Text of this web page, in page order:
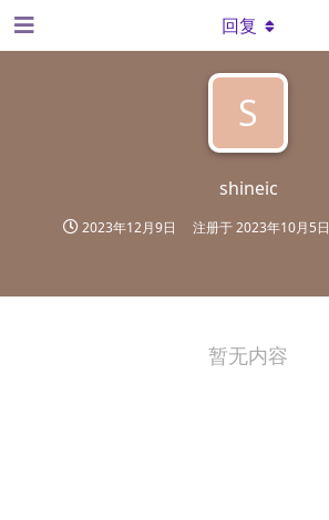
S
shineic
2023年12月9日 注册于2023年10月5日
回复
暂无内容